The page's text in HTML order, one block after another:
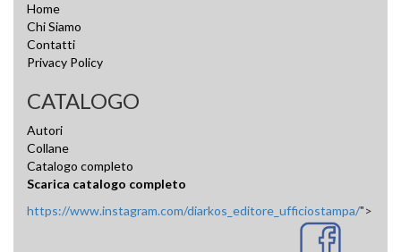
Home
Chi Siamo
Contatti
Privacy Policy
CATALOGO
Autori
Collane
Catalogo completo
Scarica catalogo completo
https://www.instagram.com/diarkos_editore_ufficiostampa/">